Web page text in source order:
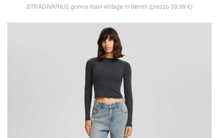
STRADIVARIUS gonna maxi vintage in denim (prezzo 39,99 €)